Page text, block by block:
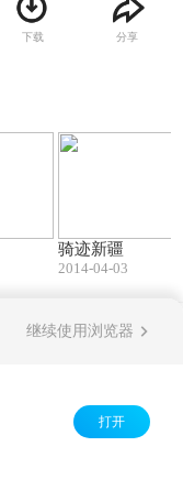
下载 分享
骑迹新疆
2014-04-03
版权所有继续使用浏览器
打开